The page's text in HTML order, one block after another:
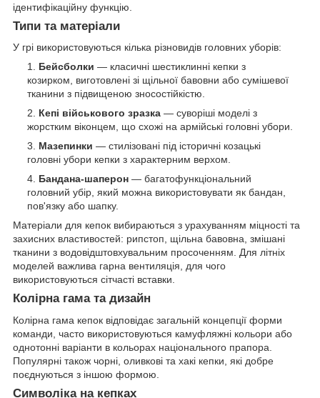
ідентифікаційну функцію.
Типи та матеріали
У грі використовуються кілька різновидів головних уборів:
Бейсболки — класичні шестиклинні кепки з
козирком, виготовлені зі щільної бавовни або сумішевої
тканини з підвищеною зносостійкістю.
Кепі військового зразка — суворіші моделі з
жорстким віконцем, що схожі на армійські головні убори.
Мазепинки — стилізовані під історичні козацькі
головні убори кепки з характерним верхом.
Бандана-шаперон — багатофункціональний
головний убір, який можна використовувати як бандан,
пов'язку або шапку.
Матеріали для кепок вибираються з урахуванням міцності та
захисних властивостей: рипстоп, щільна бавовна, змішані
тканини з водовідштовхувальним просоченням. Для літніх
моделей важлива гарна вентиляція, для чого
використовуються сітчасті вставки.
Колірна гама та дизайн
Колірна гама кепок відповідає загальній концепції форми
команди, часто використовуються камуфляжні кольори або
однотонні варіанти в кольорах національного прапора.
Популярні також чорні, оливкові та хакі кепки, які добре
поєднуються з іншою формою.
Символіка на кепках